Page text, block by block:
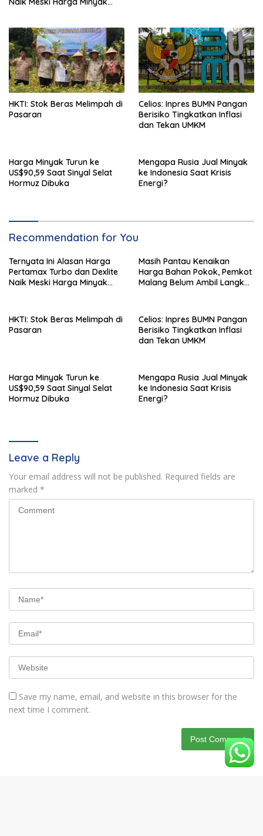
HKTI: Stok Beras Melimpah di
Pasaran
Celios: Inpres BUMN Pangan
Berisiko Tingkatkan Inflasi
dan Tekan UMKM
Harga Minyak Turun ke
US$90,59 Saat Sinyal Selat
Hormuz Dibuka
Mengapa Rusia Jual Minyak
ke Indonesia Saat Krisis
Energi?
Recommendation for You
Ternyata Ini Alasan Harga
Pertamax Turbo dan Dexlite
Naik Meski Harga Minyak
Masih Pantau Kenaikan
Harga Bahan Pokok, Pemkot
Malang Belum Ambil Langkah
HKTI: Stok Beras Melimpah di
Pasaran
Celios: Inpres BUMN Pangan
Berisiko Tingkatkan Inflasi
dan Tekan UMKM
Harga Minyak Turun ke
US$90,59 Saat Sinyal Selat
Hormuz Dibuka
Mengapa Rusia Jual Minyak
ke Indonesia Saat Krisis
Energi?
Leave a Reply
Your email address will not be published. Required fields are
marked *
Save my name, email, and website in this browser for the
next time I comment.